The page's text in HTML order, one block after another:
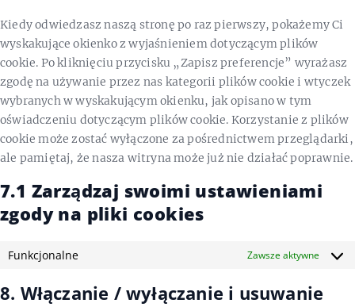
Kiedy odwiedzasz naszą stronę po raz pierwszy, pokażemy Ci
wyskakujące okienko z wyjaśnieniem dotyczącym plików
cookie. Po kliknięciu przycisku „Zapisz preferencje” wyrażasz
zgodę na używanie przez nas kategorii plików cookie i wtyczek
wybranych w wyskakującym okienku, jak opisano w tym
oświadczeniu dotyczącym plików cookie. Korzystanie z plików
cookie może zostać wyłączone za pośrednictwem przeglądarki,
ale pamiętaj, że nasza witryna może już nie działać poprawnie.
7.1 Zarządzaj swoimi ustawieniami
zgody na pliki cookies
Funkcjonalne Zawsze aktywne
8. Włączanie / wyłączanie i usuwanie